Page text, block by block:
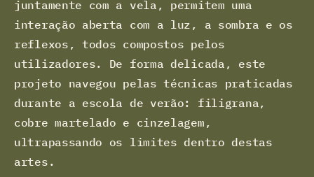
juntamente com a vela, permitem uma
interação aberta com a luz, a sombra e os
reflexos, todos compostos pelos
utilizadores. De forma delicada, este
projeto navegou pelas técnicas praticadas
durante a escola de verão: filigrana,
cobre martelado e cinzelagem,
ultrapassando os limites dentro destas
artes.